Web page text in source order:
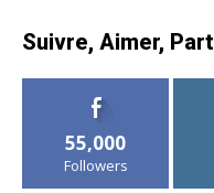
Suivre, Aimer,
55,000
Followers